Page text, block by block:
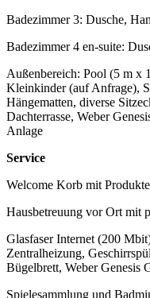
Badezimmer 3: Dusche,
Badezimmer 4 en-suite:
Außenbereich: Pool (5 m x
Kleinkinder (auf Anfrage),
Hängematten, diverse
Dachterrasse, Weber
Anlage
Service
Welcome Korb mit
Hausbetreuung vor Ort mit
Glasfaser Internet (200
Zentralheizung,
Bügelbrett, Weber Genesis
Spielesammlung und